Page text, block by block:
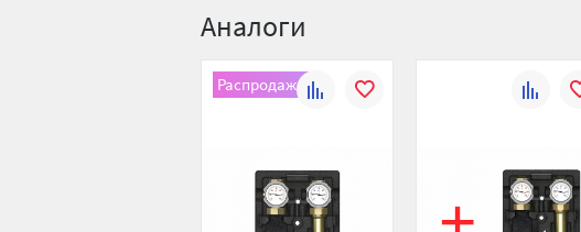
Аналоги
Распродажа
К